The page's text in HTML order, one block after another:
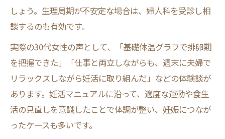
しょう。生理周期が不安定な場合は、婦人科を受診し相
談するのも有効です。
実際の30代女性の声として、「基礎体温グラフで排卵期
を把握できた」「仕事と両立しながらも、週末に夫婦で
リラックスしながら妊活に取り組んだ」などの体験談が
あります。妊活マニュアルに沿って、適度な運動や食生
活の見直しを意識したことで体調が整い、妊娠につなが
ったケースも多いです。